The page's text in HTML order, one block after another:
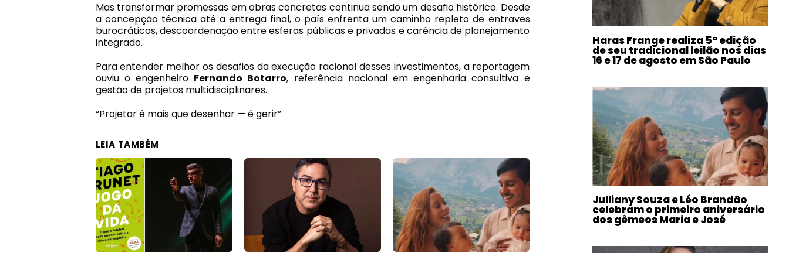
Mas transformar promessas em obras concretas continua sendo um desafio histórico. Desde
a concepção técnica até a entrega final, o país enfrenta um caminho repleto de entraves
burocráticos, descoordenação entre esferas públicas e privadas e carência de planejamento
integrado.
Para entender melhor os desafios da execução racional desses investimentos, a reportagem
ouviu o engenheiro Fernando Botarro, referência nacional em engenharia consultiva e
gestão de projetos multidisciplinares.
“Projetar é mais que desenhar — é gerir”
LEIA TAMBÉM
Haras Frange realiza 5ª edição
de seu tradicional leilão nos dias
16 e 17 de agosto em São Paulo
Julliany Souza e Léo Brandão
celebram o primeiro aniversário
dos gêmeos Maria e José